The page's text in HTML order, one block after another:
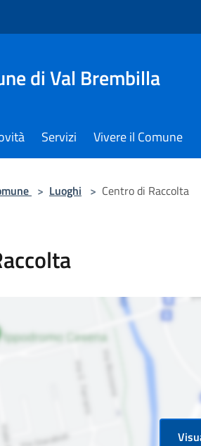
di Val Brembilla
Servizi Vivere il Comune
> Luoghi > Centro di Raccolta